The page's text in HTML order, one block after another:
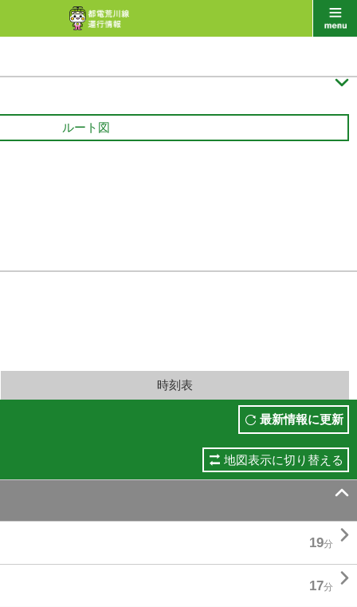

ルート図
時刻表
最新情報に更新
地図表示に切り替える

19分 
17分 